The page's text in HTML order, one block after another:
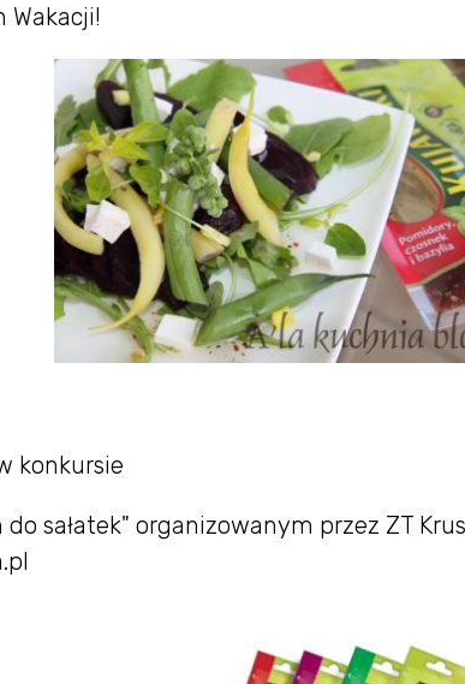
Wakacji!
konkursie
sałatek" organizowanym przez ZT